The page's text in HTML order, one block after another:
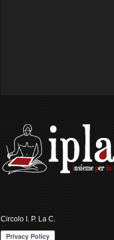
Circolo I. P. La C.